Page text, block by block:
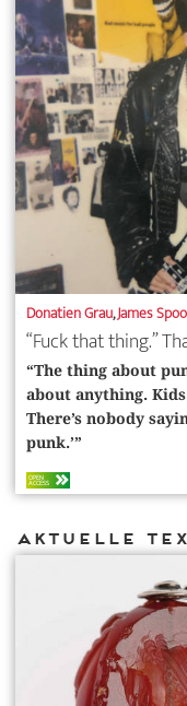
Donatien Grau,James
“Fuck that thing.”
“The thing about
about anything.
There’s nobody
punk.’”
OPEN
ACCESS
Aktuelle